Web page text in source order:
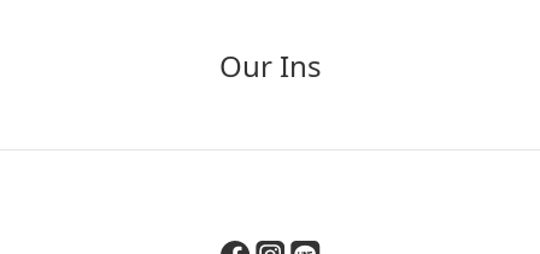
Our Ins